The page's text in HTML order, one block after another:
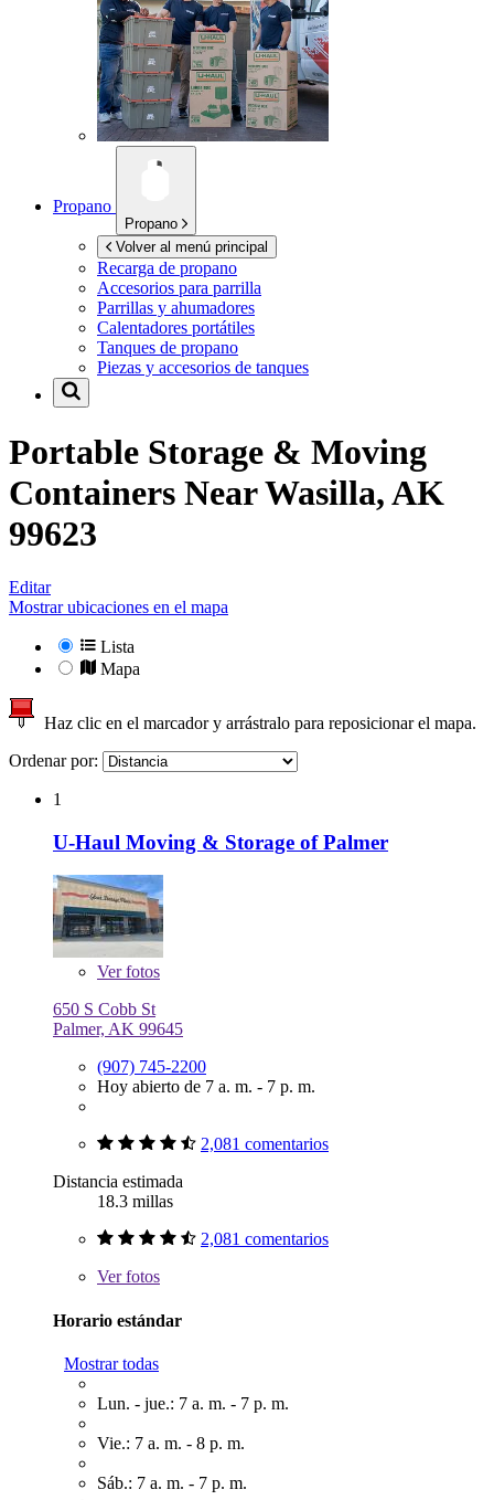
Propano
Propano
Volver al menú principal
Recarga de propano
Accesorios para parrilla
Parrillas y ahumadores
Calentadores portátiles
Tanques de propano
Piezas y accesorios de tanques
Portable Storage & Moving
Containers NearWasilla, AK
99623
Editar
Mostrar ubicaciones en el mapa
Lista
Mapa
Haz clic en el marcador y arrástralo para reposicionar el mapa.
Ordenar por:
1
U-Haul Moving & Storage of Palmer
Verfotos
650 S Cobb St
Palmer, AK 99645
(907) 745-2200
Hoy abierto de 7 a. m. - 7 p. m.
2,081 comentarios
Distancia estimada
18.3 millas
2,081 comentarios
Verfotos
Horario estándar
Mostrar todas
Lun. - jue.: 7 a. m. - 7 p. m.
Vie.: 7 a. m. - 8 p. m.
Sáb.: 7 a. m. - 7 p. m.